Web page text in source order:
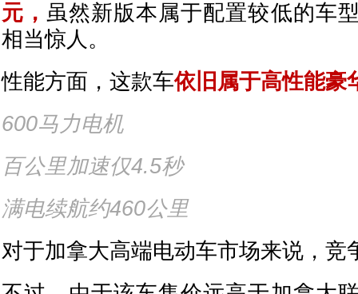
元，虽然新版本属于配置较低的车
相当惊人。
性能方面，这款车依旧属于高性能豪
600马力电机
百公里加速仅4.5秒
满电续航约460公里
对于加拿大高端电动车市场来说，竞